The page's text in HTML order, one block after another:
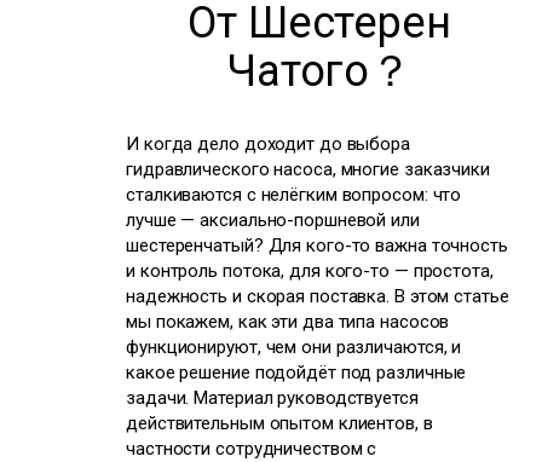
От Шестерен
Чатого？
И когда дело доходит до выбора
гидравлического насоса, многие заказчики
сталкиваются с нелёгким вопросом: что
лучше — аксиально-поршневой или
шестеренчатый? Для кого-то важна точность
и контроль потока, для кого-то — простота,
надежность и скорая поставка. В этом статье
мы покажем, как эти два типа насосов
функционируют, чем они различаются, и
какое решение подойдёт под различные
задачи. Материал руководствуется
действительным опытом клиентов, в
частности сотрудничеством с